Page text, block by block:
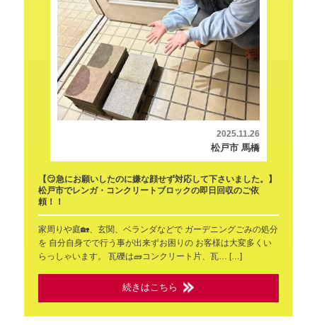
2025.11.26
松戸市 馬橋
【😏急にお願いしたのに嫌な顔せず対応して下さいました。】
松戸市でレンガ・コンクリートブロックの即日回収のご依
頼！！
家周りや庭🏡、玄関、ベランダなどで ガーデニングごみの処分
を 自分自身でで行う事が出来ずお困りの お客様は大変多くい
らっしゃいます。 瓦礫は🧱コンクリート片、瓦… […]
続きはこちら